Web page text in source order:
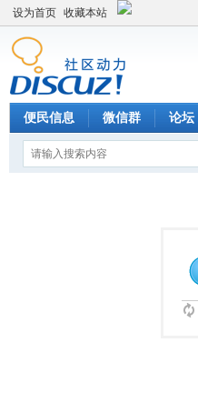
设为首页 收藏本站
便民信息 微信群 论坛